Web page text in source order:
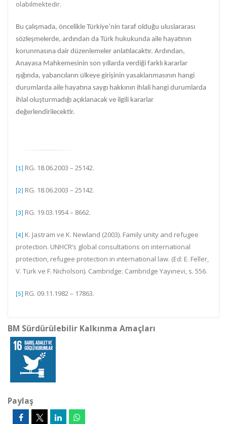
olabilmektedir.
Bu çalışmada, öncelikle Türkiye’nin taraf olduğu uluslararası
sözleşmelerde, ardından da Türk hukukunda aile hayatının
korunmasına dair düzenlemeler anlatılacaktır. Ardından,
Anayasa Mahkemesinin son yıllarda verdiği farklı kararlar
ışığında, yabancıların ülkeye girişinin yasaklanmasının hangi
durumlarda aile hayatına saygı hakkının ihlali hangi durumlarda
ihlal oluşturmadığı açıklanacak ve ilgili kararlar
değerlendirilecektir.
[1] RG. 18.06.2003 – 25142.
[2] RG. 18.06.2003 – 25142.
[3] RG. 19.03.1954 – 8662.
[4] K. Jastram ve K. Newland (2003). Family unity and refugee
protection. UNHCR’s global consultations on international
protection, refugee protection in ınternational law. (Ed: E. Feller,
V. Türk ve F. Nicholson). Cambridge: Cambridge Yayınevi, s. 556.
[5] RG. 09.11.1982 – 17863.
BM Sürdürülebilir Kalkınma Amaçları
Paylaş